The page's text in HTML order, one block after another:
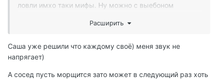
ловли имхо таки мифы. Ну можно с выебоном
только " нафига в нашем зоопарке весь этот тюнинх"../
Расширить
Саша уже решили что каждому своё) меня звук не
напрягает)
А сосед пусть морщится зато может в следующий раз хоть